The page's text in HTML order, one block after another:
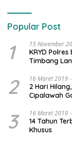
Popular Post
1 15 November
KRYD
Timbang
2 16 Maret 2019
2 Hari
Cipalawah
3 16 Maret 2019
14 Tahun
Khusus